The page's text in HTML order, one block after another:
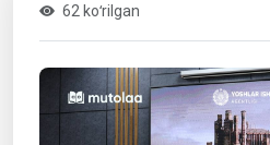
62 koʻrilgan